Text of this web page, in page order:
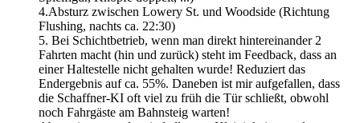
4.Absturz zwischen Lowery St. und Woodside (Richtung
Flushing, nachts ca. 22:30)
5. Bei Schichtbetrieb, wenn man direkt hintereinander 2
Fahrten macht (hin und zurück) steht im Feedback, dass an
einer Haltestelle nicht gehalten wurde! Reduziert das
Endergebnis auf ca. 55%. Daneben ist mir aufgefallen, dass
die Schaffner-KI oft viel zu früh die Tür schließt, obwohl
noch Fahrgäste am Bahnsteig warten!